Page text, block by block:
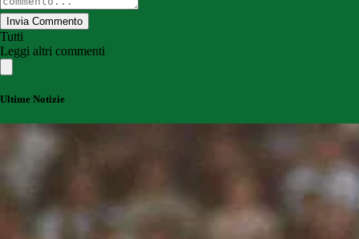
Invia Commento
Tutti
Leggi altri commenti
Ultime Notizie